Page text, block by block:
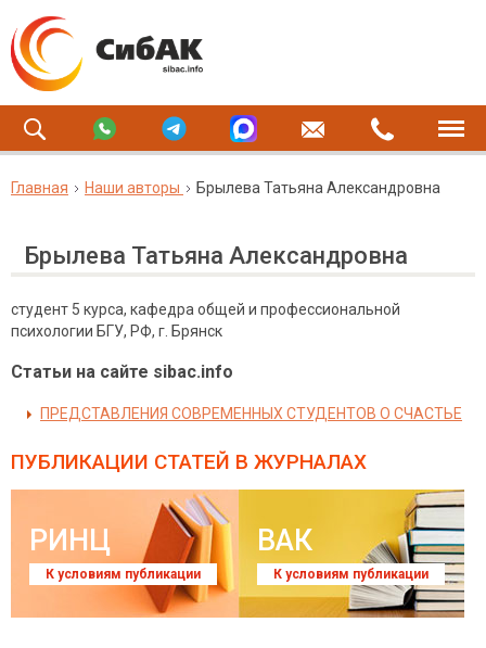
Главная Наши авторы Брылева Татьяна Александровна
Брылева Татьяна Александровна
студент 5 курса, кафедра общей и профессиональной
психологии БГУ, РФ, г. Брянск
Статьи на сайте sibac.info
ПРЕДСТАВЛЕНИЯ СОВРЕМЕННЫХ СТУДЕНТОВ О СЧАСТЬЕ
ПУБЛИКАЦИИ СТАТЕЙ В ЖУРНАЛАХ
РИНЦ
К условиям публикации
ВАК
К условиям публикации